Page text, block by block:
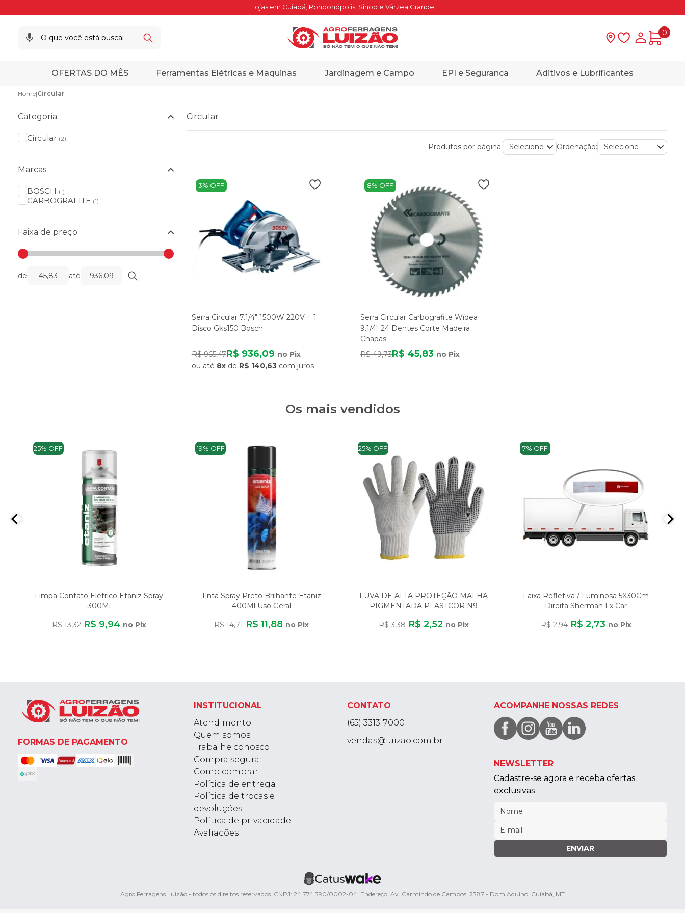
Lojas em Cuiabá, Rondonópolis, Sinop e Várzea Grande
Lista deMinha
0
OFERTAS DO MÊS Ferramentas Elétricas e Maquinas Jardinagem e Campo EPI e Seguranca Aditivos e Lubrificantes
Home|Circular
Categoria
Circular (2)
Marcas
BOSCH (1)
CARBOGRAFITE (1)
Faixa de preço
de até
Circular
Produtos por página: Ordenação:
3% OFF
Serra Circular 7.1/4" 1500W 220V + 1
Disco Gks150 Bosch
R$ 965,47R$ 936,09 no Pix
ou até 8xde R$ 140,63 com juros
8% OFF
Serra Circular Carbografite Wídea
9.1/4" 24 Dentes Corte Madeira
Chapas
R$ 49,73R$ 45,83 no Pix
Os mais vendidos
25% OFF
Limpa Contato Elétrico Etaniz Spray
300Ml
R$ 13,32 R$ 9,94 no Pix
19% OFF
Tinta Spray Preto Brilhante Etaniz
400Ml Uso Geral
R$ 14,71 R$ 11,88 no Pix
25% OFF
LUVA DE ALTA PROTEÇÃO MALHA
PIGMENTADA PLASTCOR N9
R$ 3,38 R$ 2,52 no Pix
7% OFF
Faixa Refletiva / Luminosa 5X30Cm
Direita Sherman Fx Car
R$ 2,94 R$ 2,73 no Pix
FORMAS DE PAGAMENTO
INSTITUCIONAL
Atendimento
Quem somos
Trabalhe conosco
Compra segura
Como comprar
Política de entrega
Política de trocas e
devoluções
Política de privacidade
Avaliações
CONTATO
(65) 3313-7000
vendas@luizao.com.br
ACOMPANHE NOSSAS REDES
NEWSLETTER
Cadastre-se agora e receba ofertas
exclusivas
ENVIAR
Agro Ferragens Luizão - todos os direitos reservados. CNPJ: 24.774.390/0002-04. Endereço: Av. Carmindo de Campos, 2387 - Dom Aquino, Cuiabá, MT